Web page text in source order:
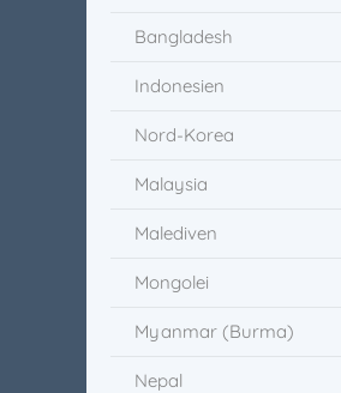
Bangladesh
Indonesien
Nord-Korea
Malaysia
Malediven
Mongolei
Myanmar (Burma)
Nepal